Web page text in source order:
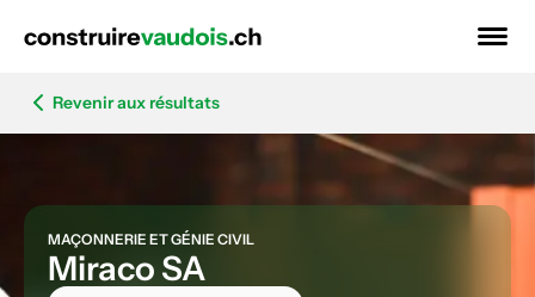
Revenir aux résultats
MAÇONNERIE ET GÉNIE CIVIL
Miraco SA